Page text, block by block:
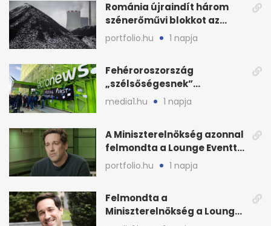
Románia újraindít három
szénerőművi blokkot az
áramellátás stabilizálására
portfolio.hu 1 napja
Fehéroroszország
„szélsőségesnek”
minősítette az Euronews
media1.hu 1 napja
A Miniszterelnökség azonnal
felmondta a Lounge Eventtel
kötött szerződést
portfolio.hu 1 napja
Felmondta a
Miniszterelnökség a Lounge